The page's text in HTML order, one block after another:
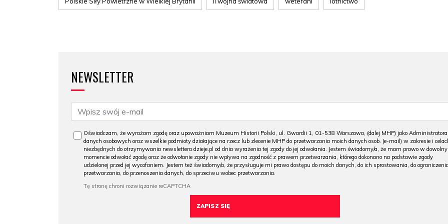
NEWSLETTER
Oświadczam, że wyrażam zgodę oraz upoważniam Muzeum Historii Polski, ul. Gwardii 1, 01-538 Warszawa, (dalej MHP) jako Administratora
danych osobowych oraz wszelkie podmioty działające na rzecz lub zlecenie MHP do przetwarzania moich danych osob. (e-mail) w zakresie i
niezbędnych do otrzymywania newslettera dzieje.pl od dnia wyrażenia tej zgody do jej odwołania. Jestem świadomy/a, że mam prawo w
momencie odwołać zgodę oraz że odwołanie zgody nie wpływa na zgodność z prawem przetwarzania, którego dokonano na podstawie zgody
udzielonej przed jej wycofaniem. Jestem też świadomy/a, że przysługuje mi prawo dostępu do moich danych, do ich sprostowania, do ograniczenia
przetwarzania, do przenoszenia danych, do sprzeciwu wobec przetwarzania.